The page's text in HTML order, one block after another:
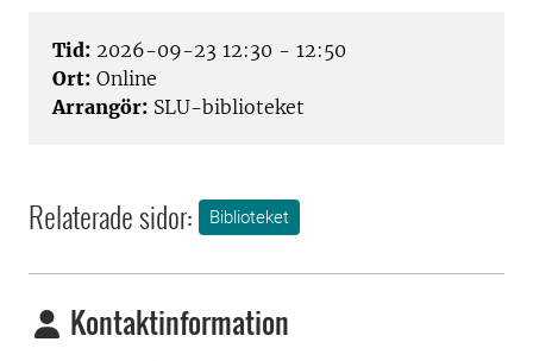
Tid: 2026-09-23 12:30 - 12:50
Ort: Online
Arrangör: SLU-biblioteket
Relaterade sidor: Biblioteket
Kontaktinformation